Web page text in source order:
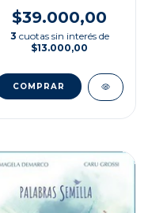
$39.000,00
3 cuotas sin interés de
$13.000,00